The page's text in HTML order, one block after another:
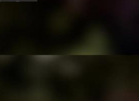
汤的口